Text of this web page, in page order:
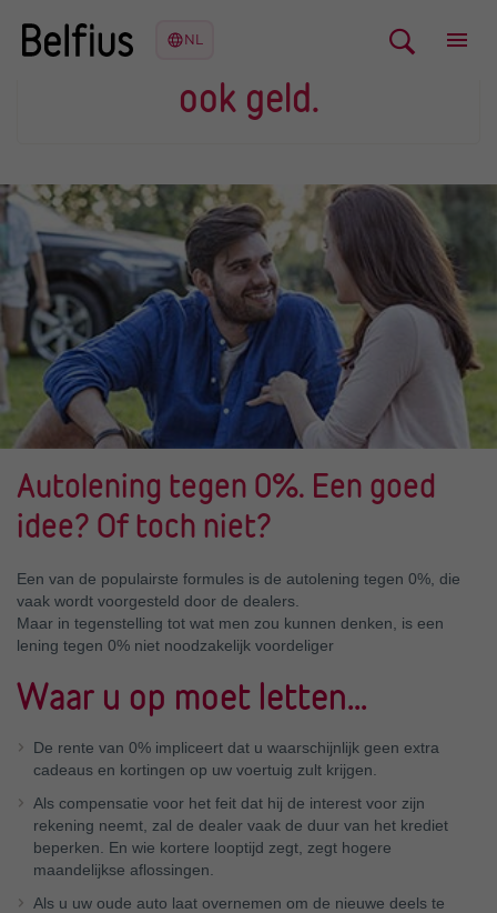
Let op, geld lenen kost
ook geld.
Autolening tegen 0%. Een goed
idee? Of toch niet?
Een van de populairste formules is de autolening tegen 0%, die
vaak wordt voorgesteld door de dealers.
Maar in tegenstelling tot wat men zou kunnen denken, is een
lening tegen 0% niet noodzakelijk voordeliger
Waar u op moet letten...
De rente van 0% impliceert dat u waarschijnlijk geen extra
cadeaus en kortingen op uw voertuig zult krijgen.
Als compensatie voor het feit dat hij de interest voor zijn
rekening neemt, zal de dealer vaak de duur van het krediet
beperken. En wie kortere looptijd zegt, zegt hogere
maandelijkse aflossingen.
Als u uw oude auto laat overnemen om de nieuwe deels te